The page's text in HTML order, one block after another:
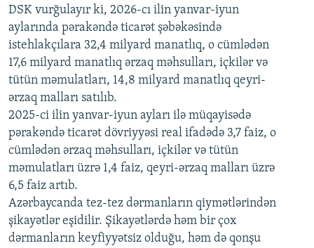
DSK vurğulayır ki, 2026-cı ilin yanvar-iyun
aylarında pərakəndə ticarət şəbəkəsində
istehlakçılara 32,4 milyard manatlıq, o cümlədən
17,6 milyard manatlıq ərzaq məhsulları, içkilər və
tütün məmulatları, 14,8 milyard manatlıq qeyri-
ərzaq malları satılıb.
2025-ci ilin yanvar-iyun ayları ilə müqayisədə
pərakəndə ticarət dövriyyəsi real ifadədə 3,7 faiz, o
cümlədən ərzaq məhsulları, içkilər və tütün
məmulatları üzrə 1,4 faiz, qeyri-ərzaq malları üzrə
6,5 faiz artıb.
Azərbaycanda tez-tez dərmanların qiymətlərindən
şikayətlər eşidilir. Şikayətlərdə həm bir çox
dərmanların keyfiyyətsiz olduğu, həm də qonşu